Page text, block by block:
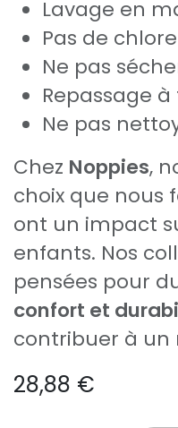
Lavage en
Pas de chlore
Ne pas
Repassage à
Ne pas
Chez Noppies,
choix que nous
ont un impact
enfants. Nos
pensées pour
confort et
contribuer à un
28,88 €